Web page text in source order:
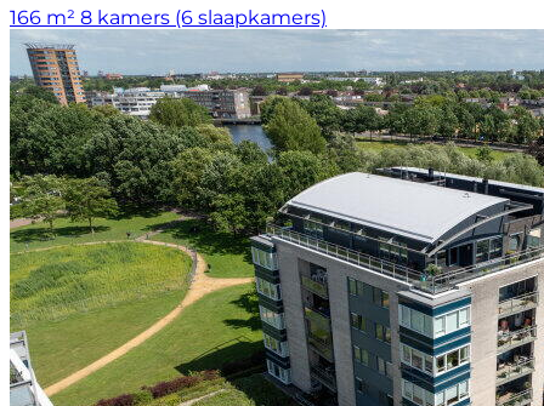
166 m² 8 kamers (6 slaapkamers)